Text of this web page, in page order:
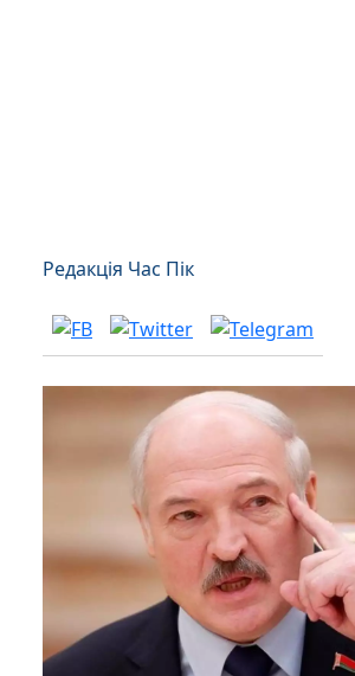
Редакція Час Пік